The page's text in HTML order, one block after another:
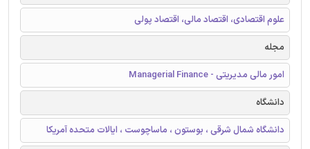
علوم اقتصادی، اقتصاد مالی، اقتصاد پولی
مجله
امور مالی مدیریتی - Managerial Finance
دانشگاه
دانشگاه شمال شرقی ، بوستون ، ماساچوست ، ایالات متحده آمریکا